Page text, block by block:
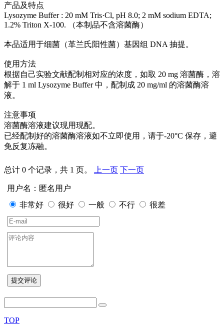
产品及特点
Lysozyme Buffer : 20 mM Tris·Cl, pH 8.0; 2 mM sodium EDTA;
1.2% Triton X-100. （本制品不含溶菌酶）
本品适用于细菌（革兰氏阳性菌）基因组 DNA 抽提。
使用方法
根据自己实验文献配制相对应的浓度，如取 20 mg 溶菌酶，溶
解于 1 ml Lysozyme Buffer 中，配制成 20 mg/ml 的溶菌酶溶
液。
注意事项
溶菌酶溶液建议现用现配。
已经配制好的溶菌酶溶液如不立即使用，请于-20°C 保存，避
免反复冻融。
总计 0 个记录，共 1 页。 上一页 下一页
用户名：匿名用户
非常好
很好 一般 不行 很差
TOP